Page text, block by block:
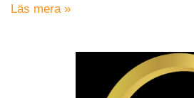
Läs mera »